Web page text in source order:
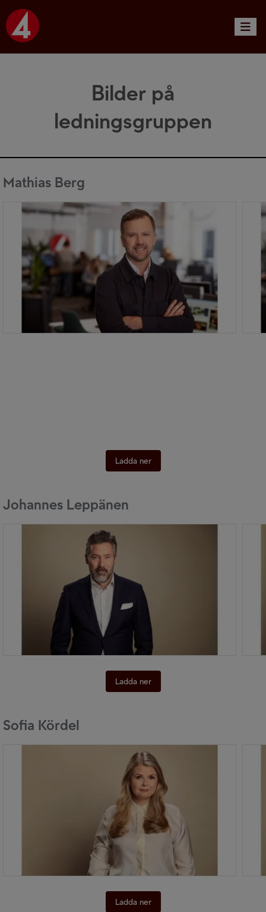
Toggle
Bilder på
ledningsgruppen
Mathias Berg
Ladda ner
Johannes Leppänen
Ladda ner
Sofia Kördel
Ladda ner